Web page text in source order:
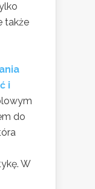
także
i
do
W